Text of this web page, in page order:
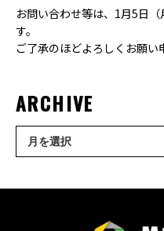
お問い合わせ等は、1月5日
す。
ご了承のほどよろしくお願い
ARCHIVE